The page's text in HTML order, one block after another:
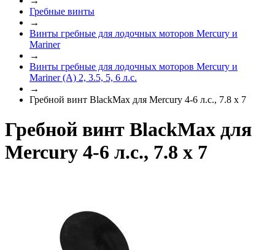
Гребные винты
→
Винты гребные для лодочных моторов Mercury и
Mariner
→
Винты гребные для лодочных моторов Mercury и
Mariner (A) 2, 3.5, 5, 6 л.с.
→
Гребной винт BlackMax для Mercury 4-6 л.с., 7.8 х 7
Гребной винт BlackMax для
Mercury 4-6 л.с., 7.8 х 7